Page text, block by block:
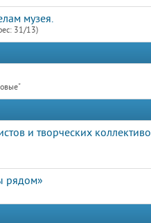
музея.
31/13)
и творческих
рядом»